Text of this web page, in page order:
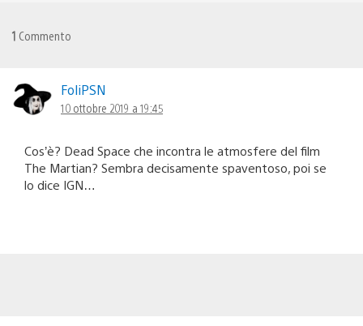
1 Commento
FoliPSN
10 ottobre 2019 a 19:45
Cos’è? Dead Space che incontra le atmosfere del film
The Martian? Sembra decisamente spaventoso, poi se
lo dice IGN…